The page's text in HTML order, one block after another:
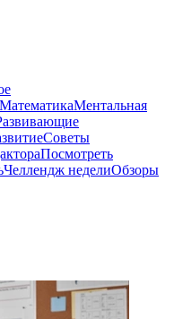
МатематикаМентальная
Советы
Посмотреть
Челлендж неделиОбзоры